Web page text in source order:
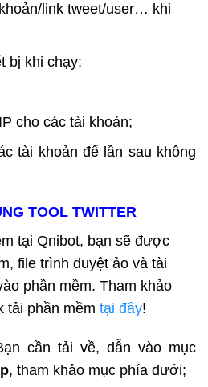
link tweet/user… khi
bị khi chạy;
cho các tài khoản;
tài khoản để lần sau không
TOOL TWITTER
tại Qnibot, bạn sẽ được
file trình duyệt ảo và tài
phần mềm. Tham khảo
tải phần mềm tại đây!
cần tải về, dẫn vào mục
, tham khảo mục phía dưới;